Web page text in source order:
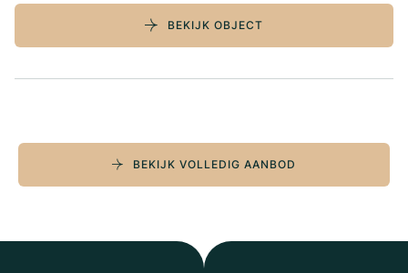
BEKIJK OBJECT
BEKIJK VOLLEDIG AANBOD